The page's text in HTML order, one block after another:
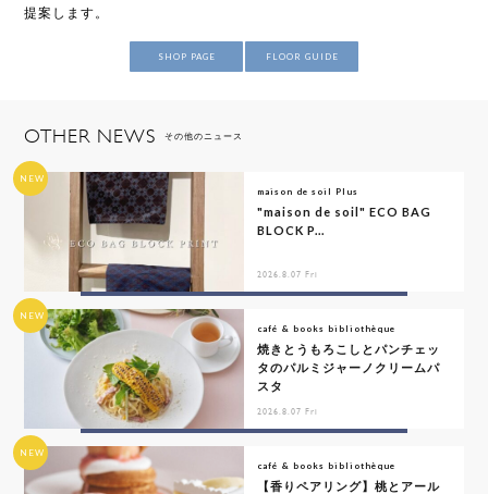
提案します。
SHOP PAGE FLOOR GUIDE
OTHER NEWS その他のニュース
NEW
maison de soil Plus
"maison de soil" ECO BAG
BLOCK P...
2026.8.07 Fri
NEW
café & books bibliothèque
焼きとうもろこしとパンチェッ
タのパルミジャーノクリームパ
スタ
2026.8.07 Fri
NEW
café & books bibliothèque
【香りペアリング】桃とアール